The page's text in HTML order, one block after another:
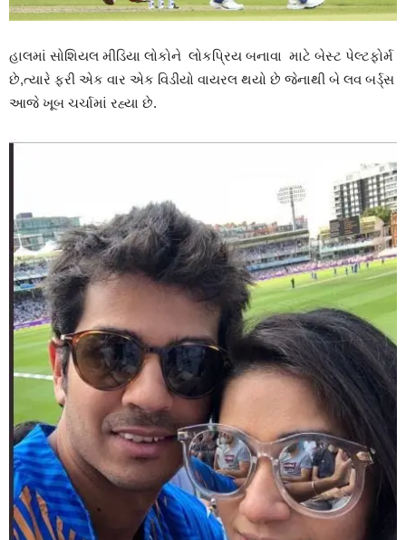
હાલમાં સોશિયલ મીડિયા લોકોને લોકપ્રિય બનાવા માટે બેસ્ટ પેલ્ટફોર્મ
છે,ત્યારે ફરી એક વાર એક વિડીયો વાયરલ થયો છે જેનાથી બે લવ બર્ડ્સ
આજે ખૂબ ચર્ચામાં રહ્યા છે.